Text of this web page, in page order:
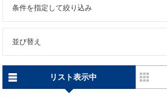
条件を指定して絞り込み
並び替え
リスト表示中